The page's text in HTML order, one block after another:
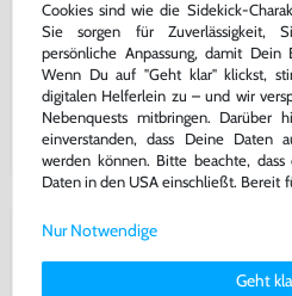
Axiom Verge (DE Version)
Nintendo Switch
Bald wieder da
nur49,99 €
Kaufalarm
Cookies sind wie die Sidekick-
Sie sorgen für Zuverlässigkeit,
persönliche Anpassung, damit Dein
Wenn Du auf "Geht klar" klickst,
digitalen Helferlein zu – und wir
Nebenquests mitbringen. Darüber
einverstanden, dass Deine Daten
werden können. Bitte beachte,
Daten in den USA einschließt. Bereit
Weitere Informationen zu den von
Deinen Rechten als Nutzer
Impressum.
Geht
Nur Notwendige